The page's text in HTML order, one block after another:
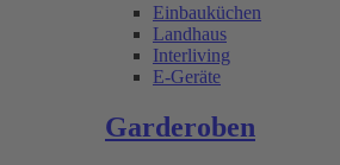
Einbauküchen
Landhaus
Interliving
E-Geräte
Garderoben